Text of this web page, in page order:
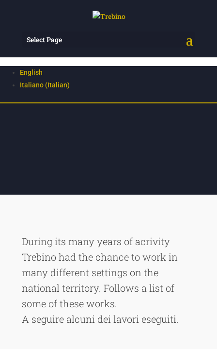
Select Page
English
Italiano(Italian)
During its many years of acrivity
Trebino had the chance to work in
many different settings on the
national territory. Follows a list of
some of these works.
A seguire alcuni dei lavori eseguiti.